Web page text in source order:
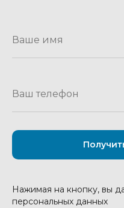
Нажимая на кнопку, вы
персональных данных